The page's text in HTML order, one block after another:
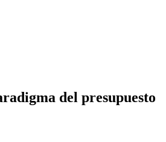
del presupuesto